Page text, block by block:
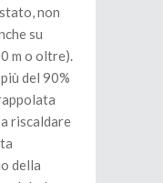
non
su
m o oltre).
del 90%
riscaldare
della